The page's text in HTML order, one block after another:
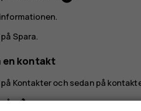
Spara.
en kontakt
Kontakteroch sedan på
påedit.